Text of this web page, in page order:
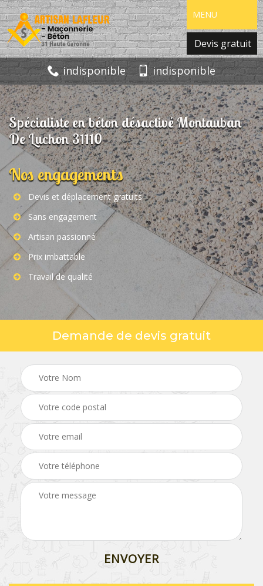
MENU
Devis gratuit
indisponible indisponible
Spécialiste en béton désactivé Montauban
De Luchon 31110
Nos engagements
Devis et déplacement gratuits
Sans engagement
Artisan passionné
Prix imbattable
Travail de qualité
Demande de devis gratuit